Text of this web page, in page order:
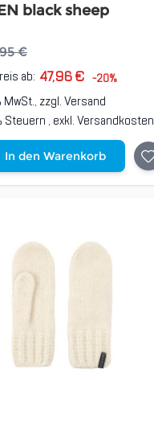
black sheep
€
ab: 47,96 € -20%
MwSt., zzgl.Versand
Steuern , exkl.Versandkosten
In den Warenkorb